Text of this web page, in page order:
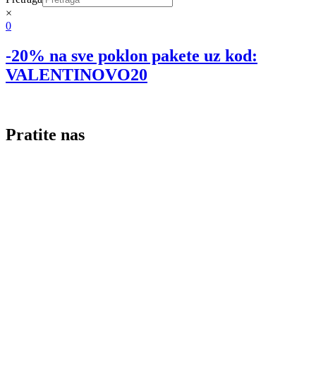
×
0
-20% na sve poklon pakete uz kod:
VALENTINOVO20
Pratite nas